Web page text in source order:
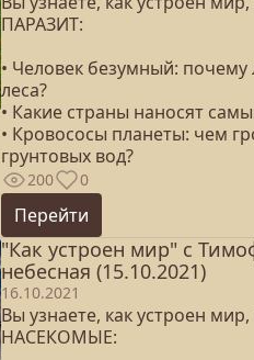
ПАРАЗИТ:
• Человек безумный:
леса?
• Какие страны наносят
• Кровососы планеты: чем
грунтовых вод?
200 0
Перейти
"Как устроен мир" с
небесная (15.10.2021)
16.10.2021
Вы узнаете, как устроен
НАСЕКОМЫЕ: